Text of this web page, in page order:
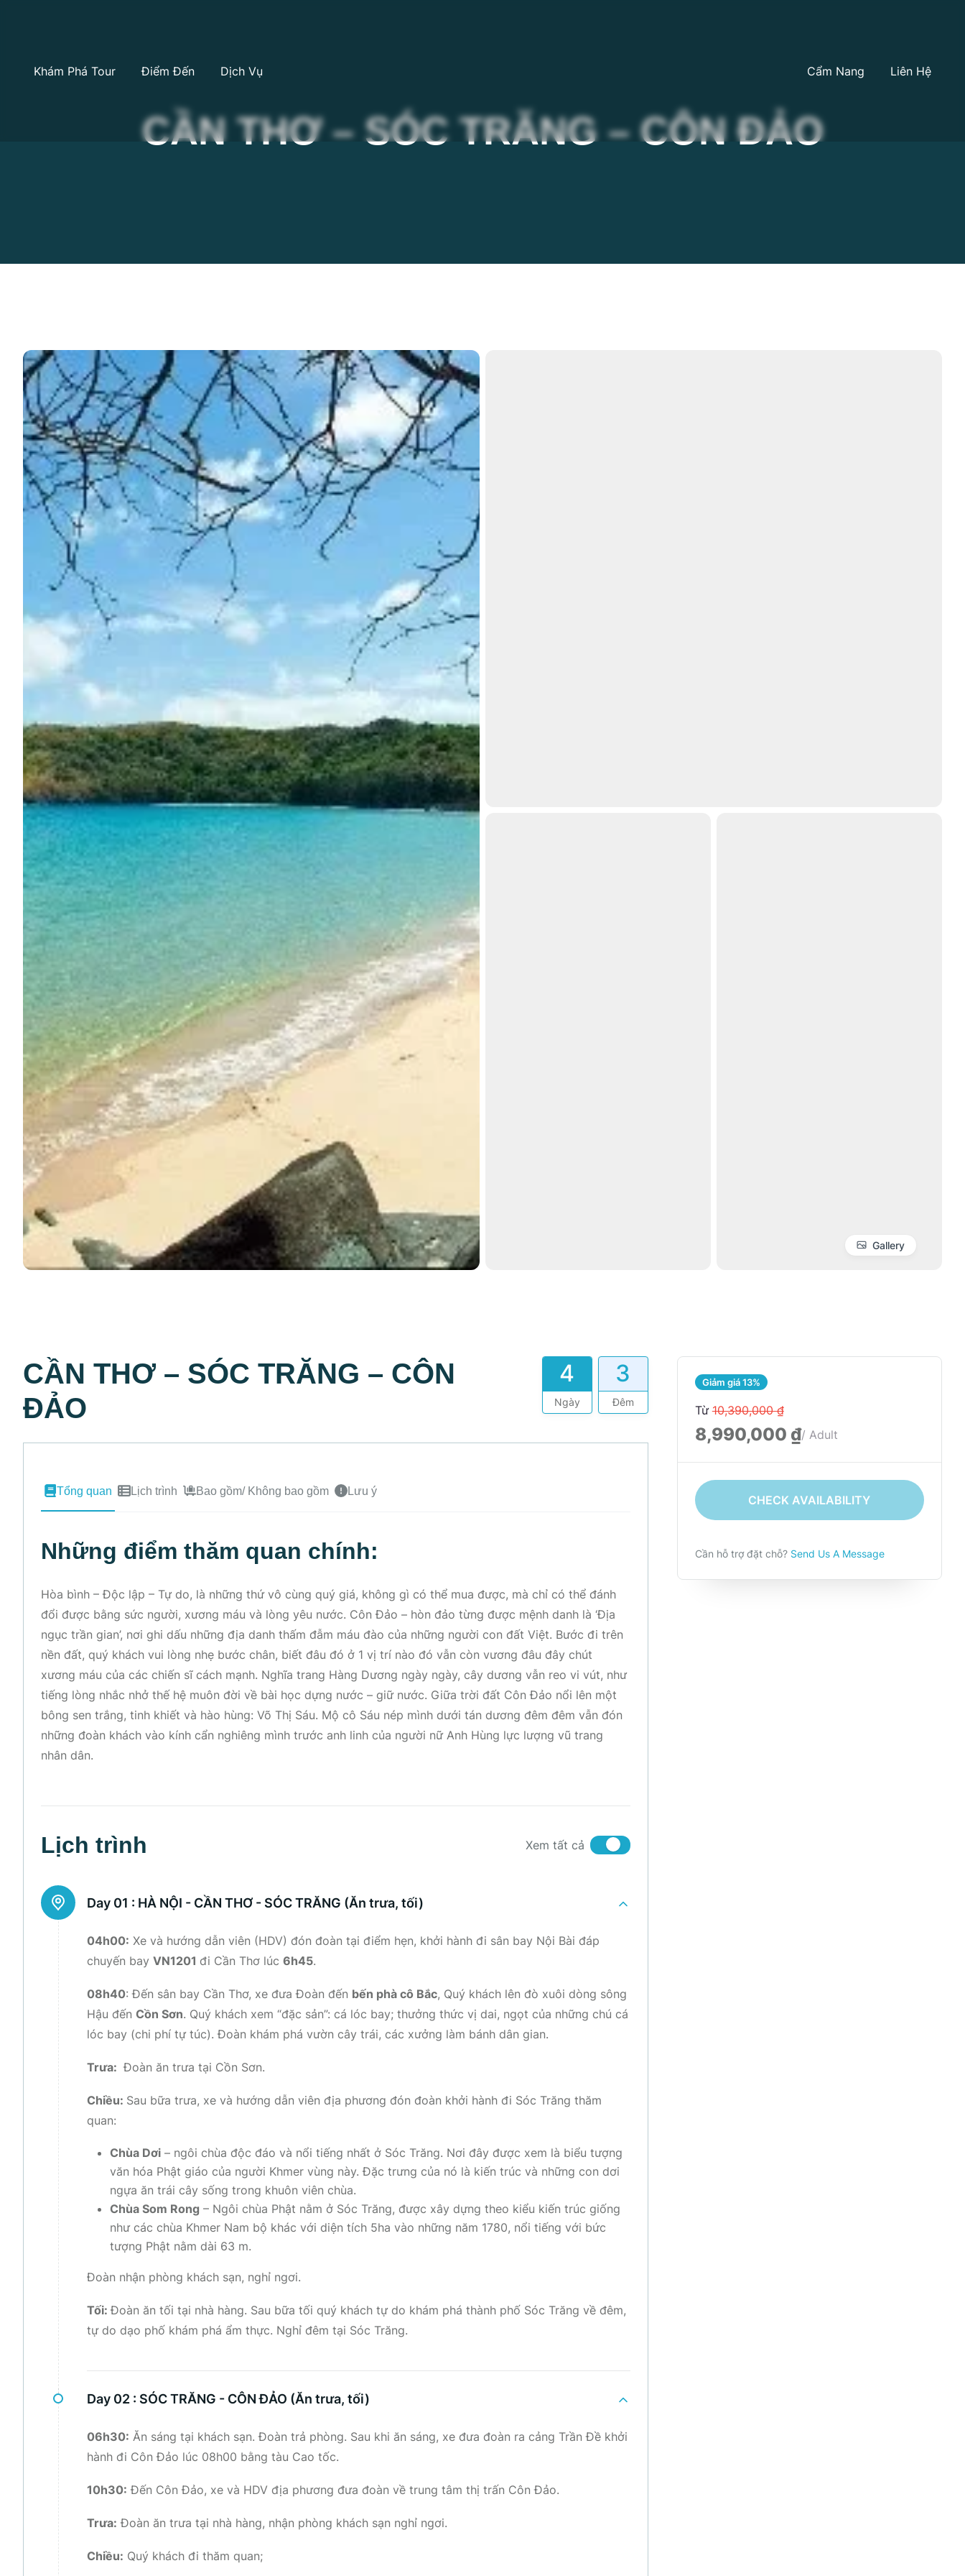
Khám Phá Tour Điểm Đến Dịch Vụ Cẩm Nang Liên Hệ
CẦN THƠ – SÓC TRĂNG – CÔN ĐẢO
Gallery
CẦN THƠ – SÓC TRĂNG – CÔN
ĐẢO
4
Ngày
3
Đêm
Tổng quan Lịch trình Bao gồm/ Không bao gồm Lưu ý
Những điểm thăm quan chính:
Hòa bình – Độc lập – Tự do, là những thứ vô cùng quý giá, không gì có thể mua được, mà chỉ có thể đánh
đổi được bằng sức người, xương máu và lòng yêu nước. Côn Đảo – hòn đảo từng được mệnh danh là ‘Địa
ngục trần gian’, nơi ghi dấu những địa danh thấm đẫm máu đào của những người con đất Việt. Bước đi trên
nền đất, quý khách vui lòng nhẹ bước chân, biết đâu đó ở 1 vị trí nào đó vẫn còn vương đâu đây chút
xương máu của các chiến sĩ cách mạnh. Nghĩa trang Hàng Dương ngày ngày, cây dương vẫn reo vi vút, như
tiếng lòng nhắc nhở thế hệ muôn đời về bài học dựng nước – giữ nước. Giữa trời đất Côn Đảo nổi lên một
bông sen trắng, tinh khiết và hào hùng: Võ Thị Sáu. Mộ cô Sáu nép mình dưới tán dương đêm đêm vẫn đón
những đoàn khách vào kính cẩn nghiêng mình trước anh linh của người nữ Anh Hùng lực lượng vũ trang
nhân dân.
Lịch trình Xem tất cả
Day 01 : HÀ NỘI - CẦN THƠ - SÓC TRĂNG (Ăn trưa, tối)
04h00: Xe và hướng dẫn viên (HDV) đón đoàn tại điểm hẹn, khởi hành đi sân bay Nội Bài đáp
chuyến bay VN1201 đi Cần Thơ lúc 6h45.
08h40: Đến sân bay Cần Thơ, xe đưa Đoàn đến bến phà cô Bắc, Quý khách lên đò xuôi dòng sông
Hậu đến Cồn Sơn. Quý khách xem “đặc sản”: cá lóc bay; thưởng thức vị dai, ngọt của những chú cá
lóc bay (chi phí tự túc). Đoàn khám phá vườn cây trái, các xưởng làm bánh dân gian.
Trưa: Đoàn ăn trưa tại Cồn Sơn.
Chiều: Sau bữa trưa, xe và hướng dẫn viên địa phương đón đoàn khởi hành đi Sóc Trăng thăm
quan:
Chùa Dơi – ngôi chùa độc đáo và nổi tiếng nhất ở Sóc Trăng. Nơi đây được xem là biểu tượng
văn hóa Phật giáo của người Khmer vùng này. Đặc trưng của nó là kiến trúc và những con dơi
ngựa ăn trái cây sống trong khuôn viên chùa.
Chùa Som Rong – Ngôi chùa Phật nằm ở Sóc Trăng, được xây dựng theo kiểu kiến trúc giống
như các chùa Khmer Nam bộ khác với diện tích 5ha vào những năm 1780, nổi tiếng với bức
tượng Phật nằm dài 63 m.
Đoàn nhận phòng khách sạn, nghỉ ngơi.
Tối:Đoàn ăn tối tại nhà hàng. Sau bữa tối quý khách tự do khám phá thành phố Sóc Trăng về đêm,
tự do dạo phố khám phá ẩm thực. Nghỉ đêm tại Sóc Trăng.
Day 02 : SÓC TRĂNG - CÔN ĐẢO (Ăn trưa, tối)
06h30: Ăn sáng tại khách sạn. Đoàn trả phòng. Sau khi ăn sáng, xe đưa đoàn ra cảng Trần Đề khởi
hành đi Côn Đảo lúc 08h00 bằng tàu Cao tốc.
10h30: Đến Côn Đảo, xe và HDV địa phương đưa đoàn về trung tâm thị trấn Côn Đảo.
Trưa: Đoàn ăn trưa tại nhà hàng, nhận phòng khách sạn nghỉ ngơi.
Chiều: Quý khách đi thăm quan;
Giảm giá 13%
Từ 10,390,000 ₫
8,990,000 ₫/ Adult
CHECK AVAILABILITY
Cần hỗ trợ đặt chỗ? Send Us A Message